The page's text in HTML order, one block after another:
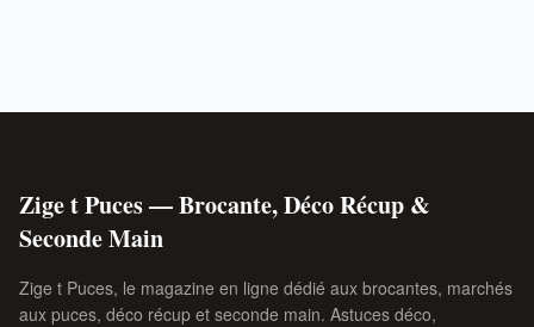
Zige t Puces — Brocante, Déco Récup &
Seconde Main
Zige t Puces, le magazine en ligne dédié aux brocantes, marchés
aux puces, déco récup et seconde main. Astuces déco,